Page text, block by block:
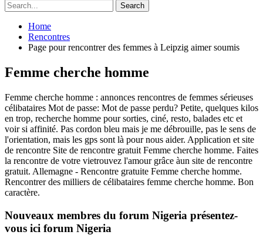
Home
Rencontres
Page pour rencontrer des femmes à Leipzig aimer soumis
Femme cherche homme
Femme cherche homme : annonces rencontres de femmes sérieuses
célibataires Mot de passe: Mot de passe perdu? Petite, quelques kilos
en trop, recherche homme pour sorties, ciné, resto, balades etc et
voir si affinité. Pas cordon bleu mais je me débrouille, pas le sens de
l'orientation, mais les gps sont là pour nous aider. Application et site
de rencontre Site de rencontre gratuit Femme cherche homme. Faites
la rencontre de votre vietrouvez l'amour grâce àun site de rencontre
gratuit. Allemagne - Rencontre gratuite Femme cherche homme.
Rencontrer des milliers de célibataires femme cherche homme. Bon
caractère.
Nouveaux membres du forum Nigeria présentez-
vous ici forum Nigeria